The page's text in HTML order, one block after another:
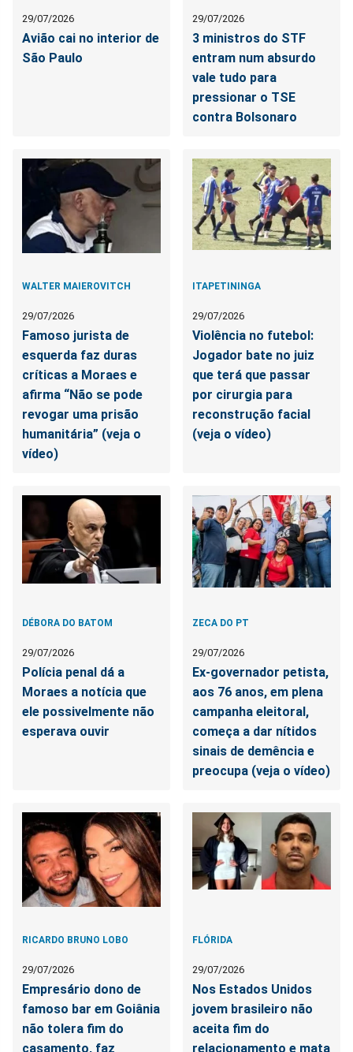
29/07/2026
Avião cai no interior de
São Paulo
29/07/2026
3 ministros do STF
entram num absurdo
vale tudo para
pressionar o TSE
contra Bolsonaro
WALTER MAIEROVITCH
29/07/2026
Famoso jurista de
esquerda faz duras
críticas a Moraes e
afirma “Não se pode
revogar uma prisão
humanitária” (veja o
vídeo)
ITAPETININGA
29/07/2026
Violência no futebol:
Jogador bate no juiz
que terá que passar
por cirurgia para
reconstrução facial
(veja o vídeo)
DÉBORA DO BATOM
29/07/2026
Polícia penal dá a
Moraes a notícia que
ele possivelmente não
esperava ouvir
ZECA DO PT
29/07/2026
Ex-governador petista,
aos 76 anos, em plena
campanha eleitoral,
começa a dar nítidos
sinais de demência e
preocupa (veja o vídeo)
RICARDO BRUNO LOBO
29/07/2026
Empresário dono de
famoso bar em Goiânia
não tolera fim do
casamento, faz
FLÓRIDA
29/07/2026
Nos Estados Unidos
jovem brasileiro não
aceita fim do
relacionamento e mata